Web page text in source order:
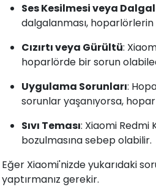
Ses Kesilmesi veya
dalgalanması, hoparlörlerin
Cızırtı veya Gürültü:
hoparlörde bir sorun
Uygulama Sorunları:
sorunlar yaşanıyorsa,
Sıvı Teması: Xiaomi Redmi
bozulmasına sebep olabilir.
Eğer Xiaomi'nizde yukarıdaki
yaptırmanız gerekir.